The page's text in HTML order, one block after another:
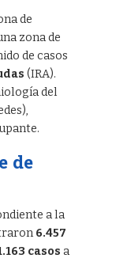
de
zona de
de casos
(IRA).
del
de
a la
6.457
casos a